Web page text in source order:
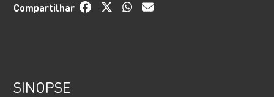
Compartilhar
SINOPSE